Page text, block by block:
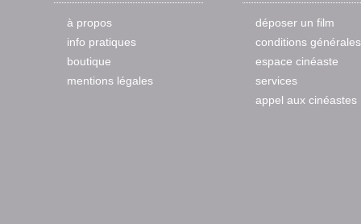
à propos
info pratiques
boutique
mentions légales
déposer un film
conditions générales
espace cinéaste
services
appel aux cinéastes